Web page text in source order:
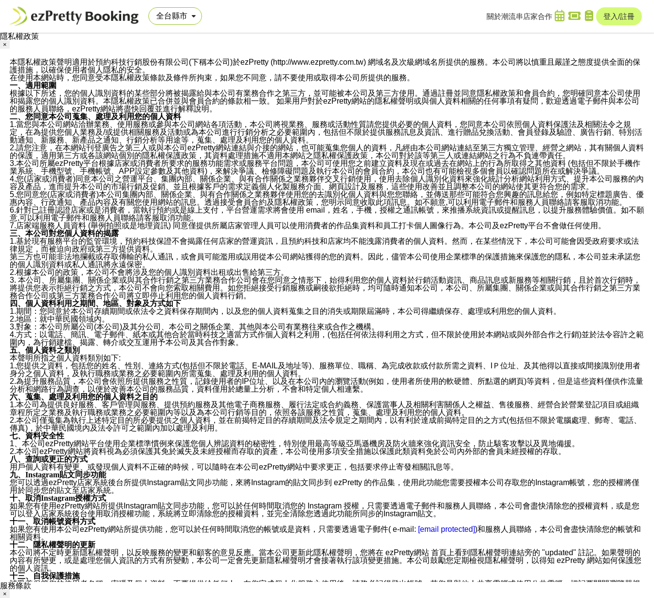
關於潮流串 店家合作 登入/註冊
隱私權政策
×
本隱私權政策聲明適用於預約科技行銷股份有限公司(下稱本公司)於ezPretty (http://www.ezpretty.com.tw) 網域名及次級網域名所提供的服務。本公司將以慎重且嚴謹之態度提供全面的保
護措施，以確保使用者個人隱私的安全。
在使用本網站時，您同意受本隱私權政策條款及條件所拘束，如果您不同意，請不要使用或取得本公司所提供的服務。
一、適用範圍
根據以下所述，您的個人識別資料的某些部分將被揭露給與本公司有業務合作之第三方，並可能被本公司及第三方使用。通過註冊並同意隱私權政策和會員合約，您明確同意本公司使用
和揭露您的個人識別資料。本隱私權政策已合併並與會員合約的條款相一致。 如果用戶對於ezPretty網站的隱私權聲明或與個人資料相關的任何事項有疑問，歡迎透過電子郵件與本公司
的服務人員聯絡，ezPretty網站將盡快回覆並進行解釋說明。
二、您同意本公司蒐集、處理及利用您的個人資料
1.當您與本公司網站洽辦業務、使用服務或參與本公司網站各項活動，本公司將視業務、服務或活動性質請您提供必要的個人資料，您同意本公司依照個人資料保護法及相關法令之規
定，在為提供您個人業務及/或提供相關服務及活動或為本公司進行行銷分析之必要範圍內，包括但不限於提供服務訊息及資訊、進行贈品兌換活動、會員登錄及驗證、廣告行銷、特別活
動通知、新服務、新產品之通知、行銷分析等用途等，蒐集、處理及利用您的個人資料。
2.請您注意，在本網站刊登廣告之第三人或與本公司ezPretty網站連結與介接的網站，也可能蒐集您個人的資料，凡經由本公司網站連結至第三方獨立管理、經營之網站，其有關個人資料
的保護，適用第三方或各該網站個別的隱私權保護政策，其資料處理措施不適用本網站之隱私權保護政策，本公司對於該等第三人或連結網站之行為不負連帶責任。
3.本公司所屬ezPretty平台根據店家或消費者所要求的服務功能需求或服務平台問題，本公司可使用您之前建立資料及現在或過去在網站上的行為所取得之其他資料 (包括但不限於手機作
業系統、手機型號、手機帳號、APP設定參數及其他資料)，來解決爭議、檢修障礙問題及執行本公司的會員合約，本公司也有可能檢視多個會員以確認問題所在或解決爭議。
4.您(店家或消費者)同意本公司之營運平台、集團內部、關係企業、與有合作關係之業務夥伴交叉行銷使用，使用去除個人識別化資料來強化統計分析網站利用方式、提升本公司服務的內
容及產品，進而提升本公司的市場行銷及促銷、並且根據客戶的需求定義個人化製服務介面、網頁設計及服務，這些使用改善並且調整本公司的網站使其更符合您的需求。
5.您同意您(店家或消費者)本公司集團內部、關係企業、與有合作關係之業務夥伴使用您的去識別化個人資料與您您聯絡，並傳送那些可能符合您興趣的訊息給您，例如特定標題廣告、優
惠內容、行政通知、產品內容及有關您使用網站的訊息。透過接受會員合約及隱私權政策，您明示同意收取此項訊息。如不願意,可以利用電子郵件和服務人員聯絡請客服取消功能。
6.針對已註冊認證店家或是消費者，當執行預約或是線上支付，平台營運需求將會使用 email，姓名，手機，授權之通訊帳號，來推播系統資訊或提醒訊息，以提升服務體驗價值。如不願
意,可以利用電子郵件和服務人員聯絡請客服取消功能。
7.店家端服務人員資料 (舉例拍照或是地理資訊) 同意僅提供所屬店家管理人員可以使用消費者的作品集資料和員工打卡個人圖像行為。本公司及ezPretty平台不會做任何使用。
三、本公司對您個人資料的揭露
1.基於現有服務平台的監管環境，預約科技保證不會揭露任何店家的營運資訊，且預約科技和店家均不能洩露消費者的個人資料。然而，在某些情況下，本公司可能會因受政府要求或法
律規定，而被迫向政府或第三方提供資料。
第三方也可能非法地攔截或存取傳輸的私人通訊，或會員可能濫用或誤用從本公司網站獲得的您的資料。因此，儘管本公司使用企業標準的保護措施來保護您的隱私，本公司並未承諾您
的個人識別資料或私人通訊將永遠保密。
2.根據本公司的政策，本公司不會將涉及您的個人識別資料出租或出售給第三方。
3. 本公司、所屬集團、關係企業或與其合作行銷之第三方業務合作公司會在您同意之情形下，始得利用您的個人資料於行銷活動資訊、商品訊息或新服務等相關行銷，且於首次行銷時，
將提供您表示拒絕行銷之方式，本公司不會向您索取相關費用。如您拒絕接受行銷服務或嗣後欲拒絕時，均可隨時通知本公司，本公司、所屬集團、關係企業或與其合作行銷之第三方業
務合作公司或第三方業務合作公司將立即停止利用您的個人資料行銷。
四、個人資料利用之期間、地區、對象及方式如下
1.期間：您同意於本公司存續期間或依法令之資料保存期間內，以及您的個人資料蒐集之目的消失或期限屆滿時，本公司得繼續保存、處理或利用您的個人資料。
2.地區：就中華民國領域內。
3.對象：本公司所屬公司(本公司)及其分公司、本公司之關係企業、其他與本公司有業務往來或合作之機構。
4.方式：以電話、簡訊、電子郵件、紙本或其他合於當時科技之適當方式作個人資料之利用，(包括任何依法得利用之方式，但不限於使用於本網站或與外部合作之行銷)並於法令容許之範
圍內，為行銷建檔、揭露、轉介或交互運用予本公司及其合作對象。
五、個人資料之類別
本聲明所指之個人資料類別如下:
1.您提供之資料，包括您的姓名、性別、連絡方式(包括但不限於電話、E-MAIL及地址等)、服務單位、職稱、為完成收款或付款所需之資料、IＰ位址、及其他得以直接或間接識別使用者
身分之個人資料，及執行職務或業務之必要範圍內所需蒐集、處理及利用的個人資料。
2.為提升服務品質，本公司會依照所提供服務之性質，記錄使用者的IP位址、以及在本公司內的瀏覽活動(例如，使用者所使用的軟硬體、所點選的網頁)等資料，但是這些資料僅供作流量
分析和網路行為調查，以便於改善本公司的服務品質，資料僅用於總量上分析，不會和特定個人相連繫。
六、蒐集、處理及利用您的個人資料之目的
1.本公司為提供良好服務、客戶管理與服務、提供預約服務及其他電子商務服務、履行法定或合約義務、保護當事人及相關利害關係人之權益、售後服務、經營合於營業登記項目或組織
章程所定之業務及執行職務或業務之必要範圍內等以及為本公司行銷等目的，依照各該服務之性質，蒐集、處理及利用您的個人資料。
2.本公司僅蒐集為執行上述特定目的所必要提供之個人資料，並在前揭特定目的存續期間及法令規定之期間內，以有利於達成前揭特定目的之方式(包括但不限於電腦處理、郵寄、電話、
傳真)，於中華民國境內及法令許可之範圍內加以處理及利用。
七、資料安全性
1、本公司ezPretty網站平台使用企業標準慣例來保護您個人辨認資料的秘密性，特別使用最高等級亞馬遜機房及防火牆來強化資訊安全，防止駭客攻擊以及異地備援。
2.本公司ezPretty網站將資料視為必須保護其免於滅失及未經授權而存取的資產，本公司使用多項安全措施以保護此類資料免於公司內外部的會員未經授權的存取。
八、查詢或更正的方式
用戶個人資料有變更、或發現個人資料不正確的時候，可以隨時在本公司ezPretty網站中要求更正，包括要求停止寄發相關訊息等。
九、Instagram貼文同步功能
您可以透過ezPretty店家系統後台所提供Instagram貼文同步功能，來將Instagram的貼文同步到 ezPretty 的作品集，使用此功能您需要授權本公司存取您的Instagram帳號，您的授權將僅
用於同步您的貼文至店家系統。
十、取消Instagram授權方式
如果您有使用ezPretty網站所提供Instagram貼文同步功能，您可以於任何時間取消您的 Instagram 授權，只需要透過電子郵件和服務人員聯絡，本公司會盡快清除您的授權資料，或是您
可以登入店家系統後台使用取消授權功能，系統將立即清除您的授權資料，並完全清除您透過此功能所同步的Instagram貼文。
十一、取消帳號資料方式
如果您有使用本公司ezPretty網站所提供功能，您可以於任何時間取消您的帳號或是資料，只需要透過電子郵件( e-mail: [email protected])和服務人員聯絡，本公司會盡快清除您的帳號和
相關資料。
十二、隱私權聲明的更新
本公司將不定時更新隱私權聲明，以反映服務的變更和顧客的意見反應。當本公司更新此隱私權聲明，您將在 ezPretty網站 首頁上看到隱私權聲明連結旁的 "updated" 註記。如果聲明的
內容有所變更，或是處理您個人資訊的方式有所變動，本公司一定會先更新隱私權聲明才會接著執行該項變更措施。本公司鼓勵您定期檢視隱私權聲明，以得知 ezPretty 網站如何保護您
的個人資訊。
十三、自我保護措施
請妥善保管您的使用者名稱、密碼及個人資料，不要提供給任何人。在您完成個人化服務之使用後，請務必記得登出帳號。若您是與他人共享電腦或使用公共電腦，切記要關閉瀏覽器視
窗，以防止他人讀取您的個人資料、信件或進入所機關管理區。
服務條款
×